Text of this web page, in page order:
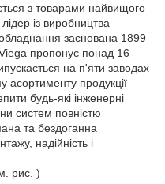
з товарами найвищого
із виробництва
заснована 1899
пропонує понад 16
на п'яти заводах
асортименту продукції
будь-які інженерні
систем повністю
та бездоганна
надійність і
рис. )